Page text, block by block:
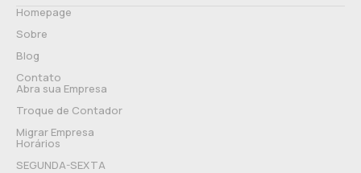
Homepage
Sobre
Blog
Contato
Abra sua Empresa
Troque de Contador
Migrar Empresa
Horários
SEGUNDA-SEXTA